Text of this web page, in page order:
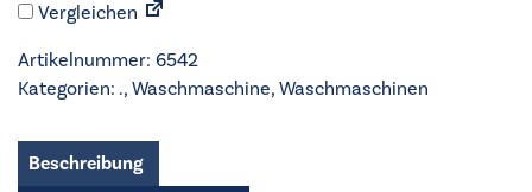
-
Menge
Vergleichen
Artikelnummer: 6542
Kategorien: ., Waschmaschine, Waschmaschinen
Beschreibung